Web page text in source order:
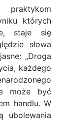
praktykom
których
staje się
słowa
„Droga
każdego
może być
handlu. W
ubolewania